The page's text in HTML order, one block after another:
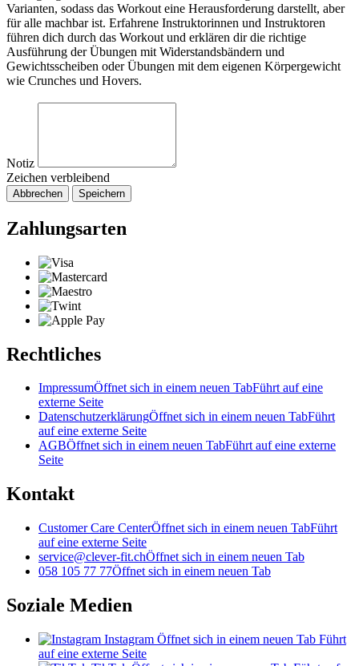
Varianten, sodass das Workout eine Herausforderung darstellt, aber
für alle machbar ist. Erfahrene Instruktorinnen und Instruktoren
führen dich durch das Workout und erklären dir die richtige
Ausführung der Übungen mit Widerstandsbändern und
Gewichtsscheiben oder Übungen mit dem eigenen Körpergewicht
wie Crunches und Hovers.
Notiz
Zeichen verbleibend
Abbrechen Speichern
Zahlungsarten
Rechtliches
ImpressumÖffnet sich in einem neuen TabFührt auf eine
externe Seite
DatenschutzerklärungÖffnet sich in einem neuen TabFührt
auf eine externe Seite
AGBÖffnet sich in einem neuen TabFührt auf eine externe
Seite
Kontakt
Customer Care CenterÖffnet sich in einem neuen TabFührt
auf eine externe Seite
service@clever-fit.chÖffnet sich in einem neuen Tab
058 105 77 77Öffnet sich in einem neuen Tab
Soziale Medien
Instagram Öffnet sich in einem neuen Tab Führt
auf eine externe Seite